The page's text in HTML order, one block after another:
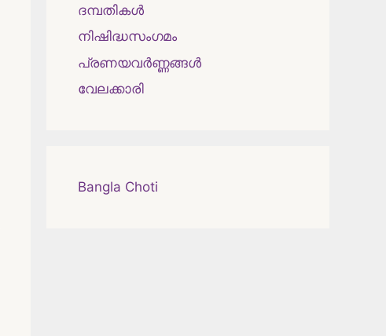
ദമ്പതികള്‍
നിഷിദ്ധസംഗമം
പ്രണയവർണ്ണങ്ങൾ
വേലക്കാരി
Bangla Choti